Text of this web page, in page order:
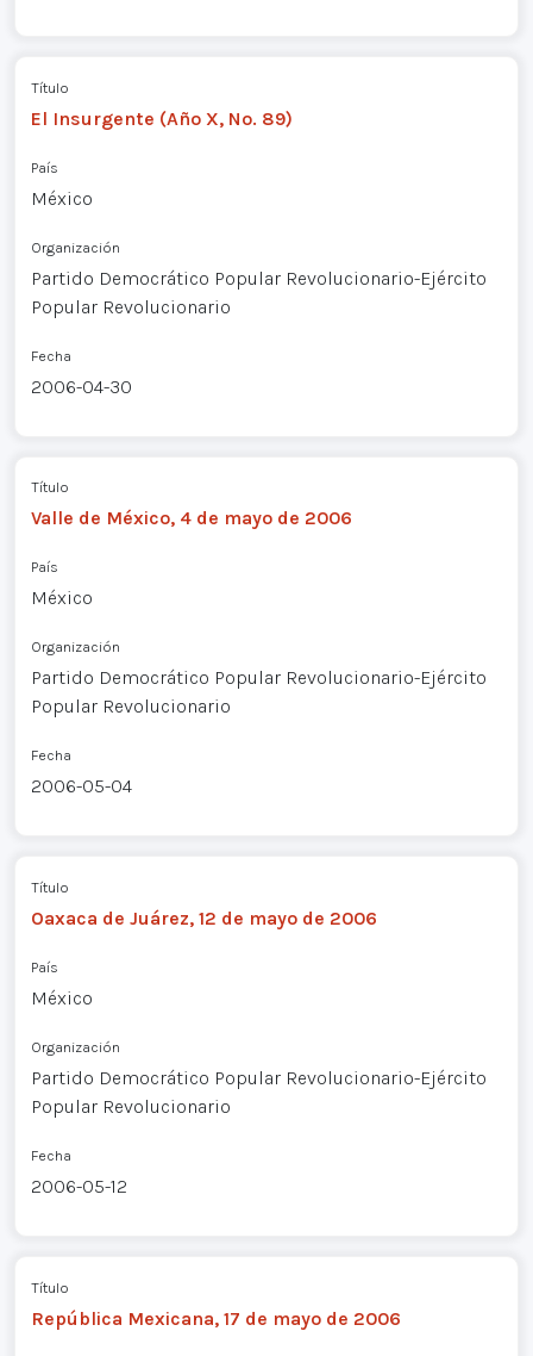
Título
El Insurgente (Año X, No. 89)
País
México
Organización
Partido Democrático Popular Revolucionario-Ejército
Popular Revolucionario
Fecha
2006-04-30
Título
Valle de México, 4 de mayo de 2006
País
México
Organización
Partido Democrático Popular Revolucionario-Ejército
Popular Revolucionario
Fecha
2006-05-04
Título
Oaxaca de Juárez, 12 de mayo de 2006
País
México
Organización
Partido Democrático Popular Revolucionario-Ejército
Popular Revolucionario
Fecha
2006-05-12
Título
República Mexicana, 17 de mayo de 2006